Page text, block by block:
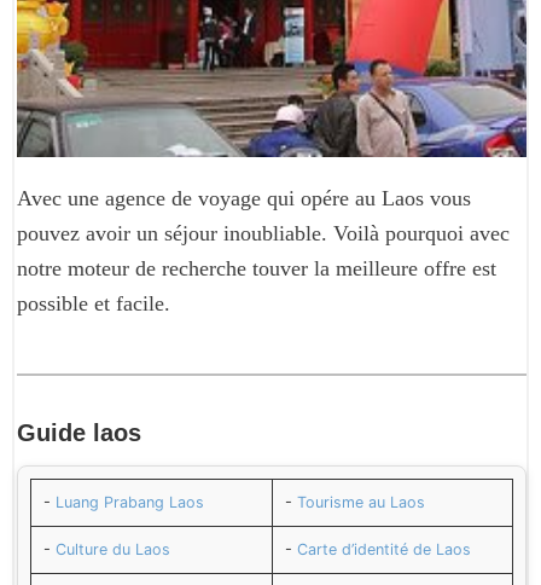
Avec une agence de voyage qui opére au Laos vous
pouvez avoir un séjour inoubliable. Voilà pourquoi avec
notre moteur de recherche touver la meilleure offre est
possible et facile.
Guide laos
- Luang Prabang Laos - Tourisme au Laos
- Culture du Laos - Carte d’identité de Laos